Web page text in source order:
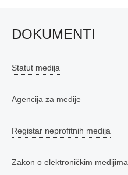
DOKUMENTI
Statut medija
Agencija za medije
Registar neprofitnih medija
Zakon o elektroničkim medijima